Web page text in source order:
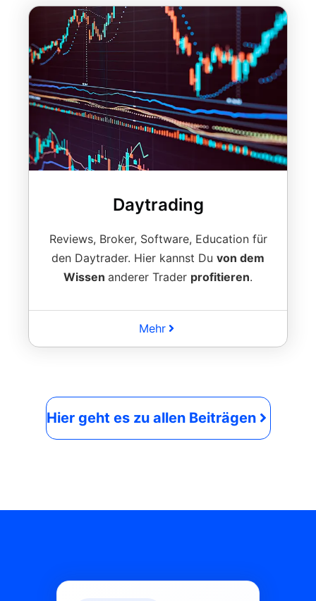
Daytrading
Reviews, Broker, Software, Education für
den Daytrader. Hier kannst Du von dem
Wissen anderer Trader profitieren.
Mehr
Hier geht es zu allen Beiträgen